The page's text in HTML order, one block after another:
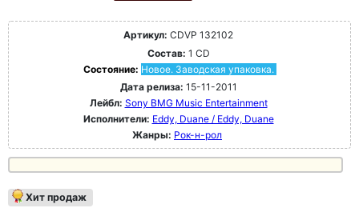
Артикул: CDVP 132102
Состав: 1 CD
Состояние: Новое. Заводская упаковка.
Дата релиза: 15-11-2011
Лейбл: Sony BMG Music Entertainment
Исполнители: Eddy, Duane / Eddy, Duane
Жанры: Рок-н-poл
Хит продаж